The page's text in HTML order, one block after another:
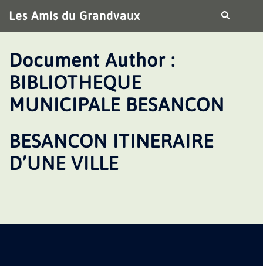
au
contenu
Les Amis du Grandvaux
le
Document Author :
BIBLIOTHEQUE
MUNICIPALE BESANCON
BESANCON ITINERAIRE
D’UNE VILLE